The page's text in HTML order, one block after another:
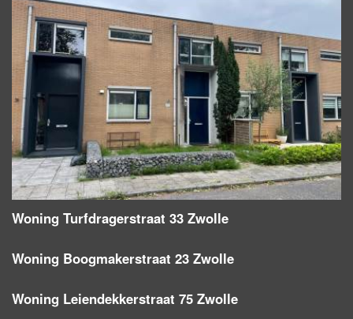
Woning Turfdragerstraat 33 Zwolle
Woning Boogmakerstraat 23 Zwolle
Woning Leiendekkerstraat 75 Zwolle